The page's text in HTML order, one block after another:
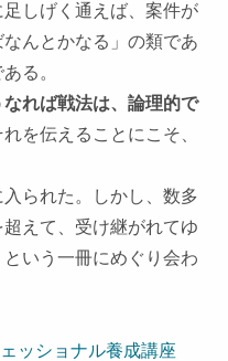
しげく通えば、案件が
んとかなる」の類であ
る。
れば戦法は、論理的で
れを伝えることにこそ、
られた。しかし、数多
えて、受け継がれてゆ
いう一冊にめぐり会わ
ッショナル養成講座